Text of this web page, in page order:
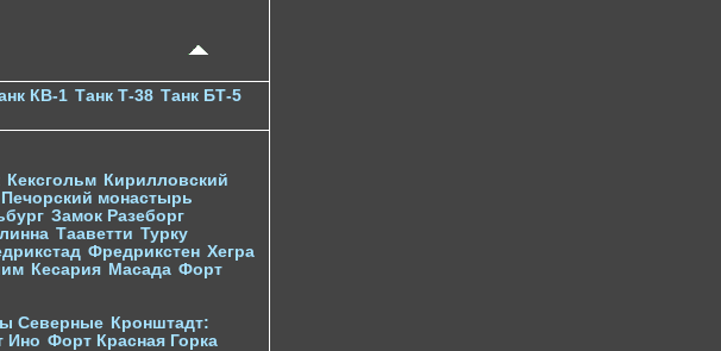
КВ-1 Танк Т-38 Танк БТ-5
Кексгольм Кирилловский
Печорcкий монастырь
Замок Разеборг
Тааветти Турку
Фредрикстен Хегра
Кесария Масада Форт
Северные Кронштадт:
Ино Форт Красная Горка